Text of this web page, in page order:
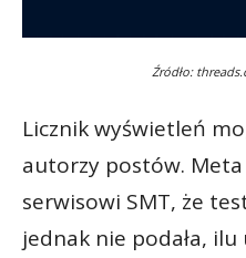
Źródło:
Licznik wyświetleń
autorzy postów.
serwisowi SMT, że
jednak nie podała,